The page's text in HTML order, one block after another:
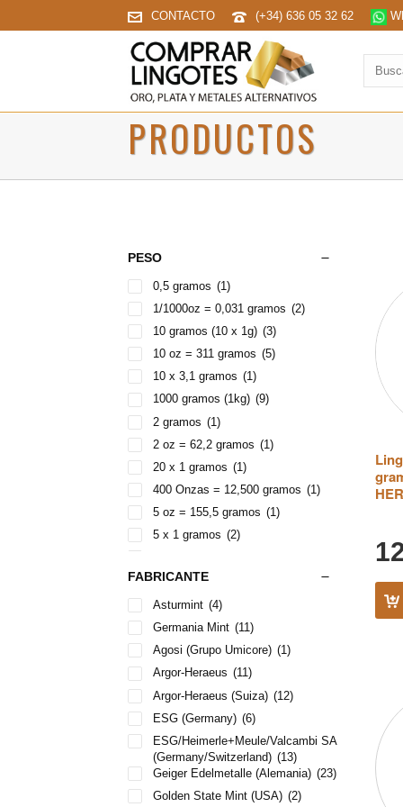
CONTACTO (+34) 636 05 32 62
Buscar
PRODUCTOS
PESO
0,5 gramos (1)
1/1000oz = 0,031 gramos (2)
10 gramos (10 x 1g) (3)
10 oz = 311 gramos (5)
10 x 3,1 gramos (1)
1000 gramos (1kg) (9)
2 gramos (1)
2 oz = 62,2 gramos (1)
20 x 1 gramos (1)
400 Onzas = 12,500 gramos (1)
5 oz = 155,5 gramos (1)
5 x 1 gramos (2)
5000 gramos (5kg)
1 gramo (9)
1 onza = 31,1 gramos
10 gramos (8)
100 gramos (11)
1000g / 1kg (1)
100oz (3,31kg) (2)
10oz (331g) (1)
15,000 gramos (15 Kilos) (1)
20 gramos
FABRICANTE
Asturmint (4)
Germania Mint (11)
Agosi (Grupo Umicore) (1)
Argor-Heraeus (11)
Argor-Heraeus (Suiza) (12)
ESG (Germany) (6)
ESG/Heimerle+Meule/Valcambi SA
(Germany/Switzerland) (13)
Geiger Edelmetalle (Alemania) (23)
Golden State Mint (USA) (2)